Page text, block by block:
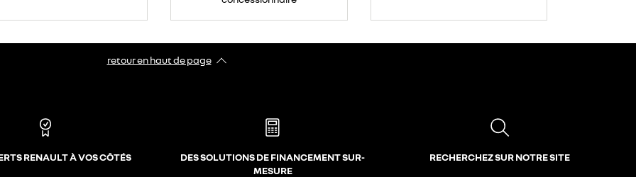
retour en haut de page​
RENAULT À VOS CÔTÉS
DES SOLUTIONS DE FINANCEMENT SUR-
MESURE
RECHERCHEZ SUR NOTRE SITE